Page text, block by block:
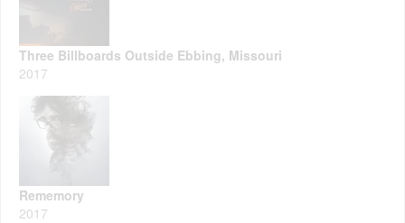
Three Billboards Outside Ebbing, Missouri
2017
Rememory
2017